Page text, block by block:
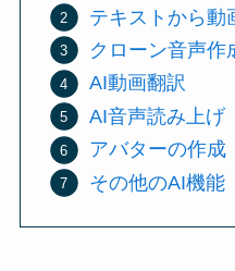
テキストから動
クローン音声作
AI動画翻訳
AI音声読み上げ
アバターの作成
その他のAI機能